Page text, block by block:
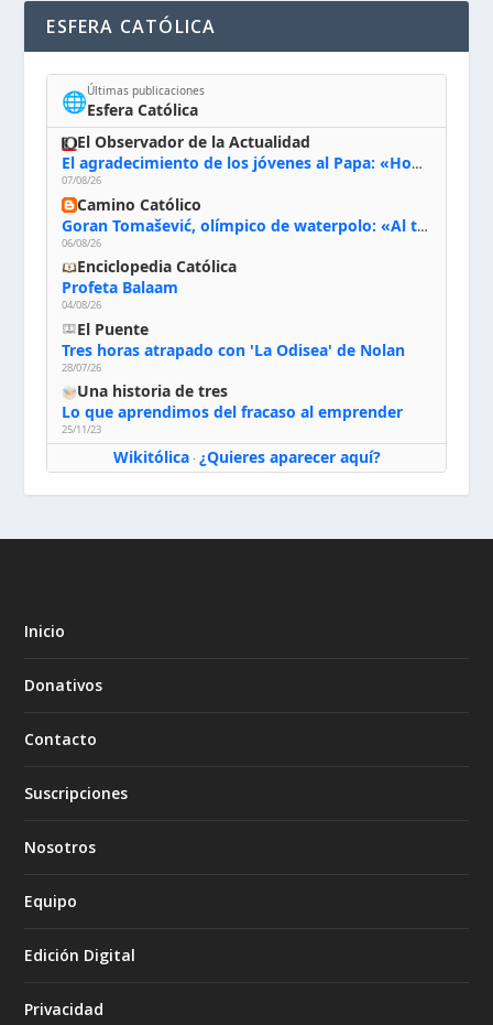
ESFERA CATÓLICA
🌐Últimas publicaciones
Esfera Católica
El Observador de la Actualidad
El agradecimiento de los jóvenes al Papa: «Hoy nos sentimos Iglesia»
07/08/26
Camino Católico
Goran Tomašević, olímpico de waterpolo: «Al terminar el Camino de Santiago entregué mi vida a Cristo; hablé con Dios y le dije: ‘Estoy listo; estoy a tu servicio. Puedo llevar lo que sea necesario para ti’»
06/08/26
Enciclopedia Católica
Profeta Balaam
04/08/26
El Puente
Tres horas atrapado con 'La Odisea' de Nolan
28/07/26
Una historia de tres
Lo que aprendimos del fracaso al emprender
25/11/23
Wikitólica· ¿Quieres aparecer aquí?
Inicio
Donativos
Contacto
Suscripciones
Nosotros
Equipo
Edición Digital
Privacidad